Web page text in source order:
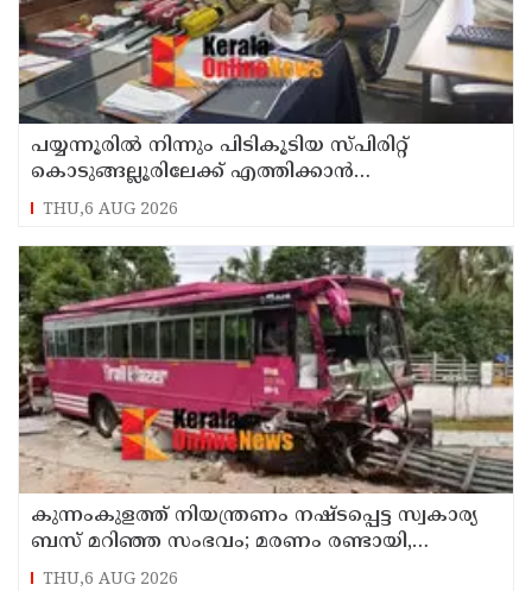
പയ്യന്നൂരിൽ നിന്നും പിടികൂടിയ സ്പിരിറ്റ്
കൊടുങ്ങല്ലൂരിലേക്ക് എത്തിക്കാൻ
പദ്ധതിയിട്ടുവെന്ന് എക്സൈസ് ഡെപ്യൂട്ടി
കമ്മിഷണർ
THU,6 AUG 2026
കുന്നംകുളത്ത് നിയന്ത്രണം നഷ്ടപ്പെട്ട സ്വകാര്യ
ബസ് മറിഞ്ഞ സംഭവം; മരണം രണ്ടായി,
എട്ടുപേർക്ക് പരിക്ക്
THU,6 AUG 2026